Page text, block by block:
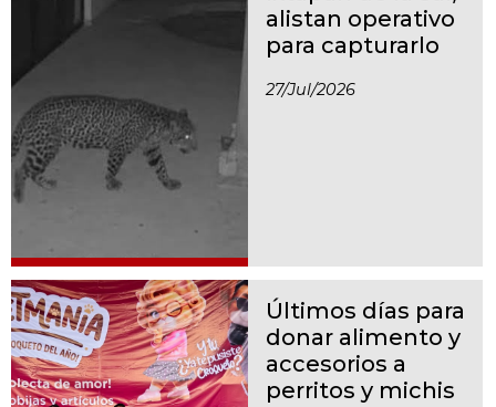
alistan operativo
para capturarlo
27/jul/2026
Últimos días para
donar alimento y
accesorios a
perritos y michis